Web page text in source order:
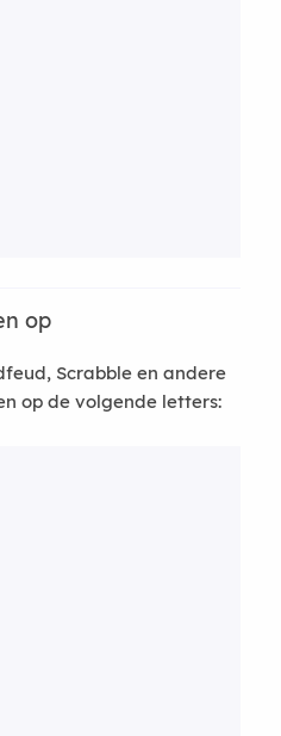
op
Scrabble en andere
op de volgende letters: